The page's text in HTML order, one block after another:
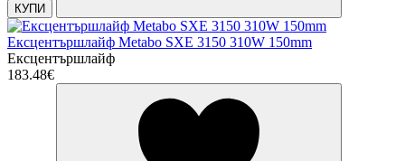
КУПИ
Ексцентършлайф Metabo SXE 3150 310W 150mm
Ексцентършлайф
183.48€